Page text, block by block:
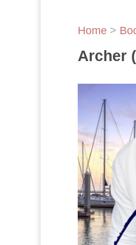
Home>
Archer